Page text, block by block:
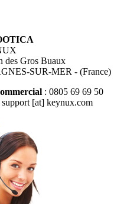
des Gros Buaux
SUR-MER - (France)
: 0805 69 69 50
support [at] keynux.com